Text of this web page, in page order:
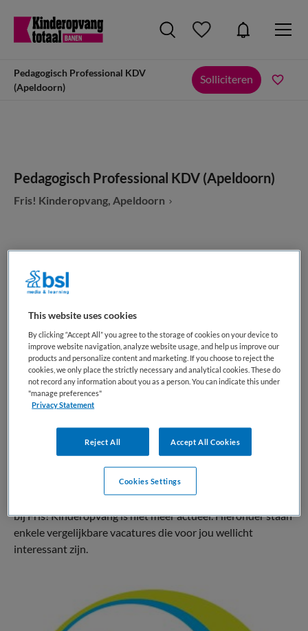
Pedagogisch Professional KDV
(Apeldoorn)
Solliciteren
Pedagogisch Professional KDV (Apeldoorn)
Fris! Kinderopvang, Apeldoorn
VAKGEBIED
KDV Vaste aanstelling
PLAATSINGSDATUM
20 april 2026
NIVEAU
MBO
ERVARING
Niet nader bepaald Parttime
Vacature niet beschikbaar
Deze vacature Pedagogisch Professional KDV (Apeldoorn)
bij Fris! Kinderopvang is niet meer actueel. Hieronder staan
enkele vergelijkbare vacatures die voor jou wellicht
interessant zijn.
This website uses cookies
By clicking “Accept All” you agree to the storage of cookies on your device to
improve website navigation, analyze website usage, and help us improve our
products and personalize content and marketing. If you choose to reject the
cookies, we only place the strictly necessary and analytical cookies. These do
not record any information about you as a person. You can indicate this under
"manage preferences"
Privacy Statement
Reject All Accept All Cookies
Cookies Settings